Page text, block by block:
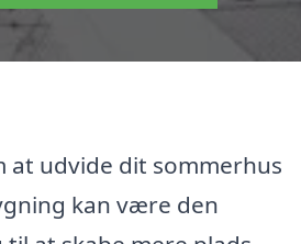
at udvide dit sommerhus
kan være den